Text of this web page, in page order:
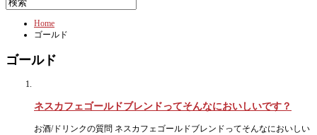
Home
ゴールド
ゴールド
ネスカフェゴールドブレンドってそんなにおいしいです？
お酒/ドリンクの質問 ネスカフェゴールドブレンドってそんなにおいしい